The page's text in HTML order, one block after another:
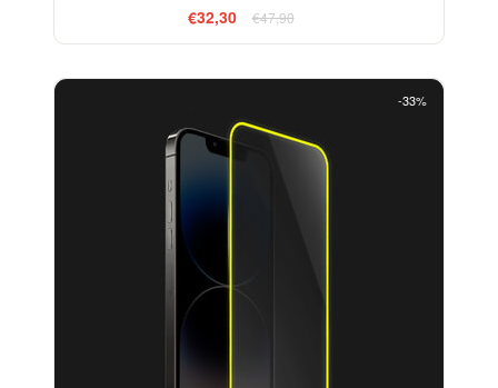
€32,30
€47,90
-33%